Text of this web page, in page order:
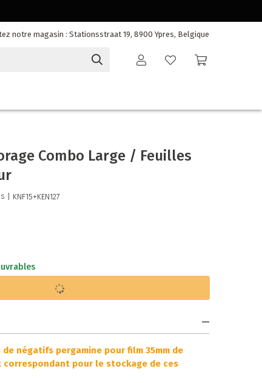
notre magasin : Stationsstraat 19, 8900 Ypres, Belgique
Combo Large / Feuilles
| KNF15+KEN127
négatifs pergamine pour film 35mm de
correspondant pour le stockage de ces